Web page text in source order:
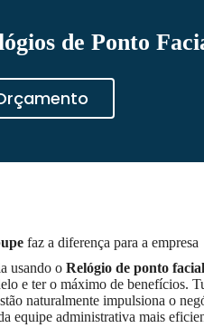
de Ponto
faz a diferença para a empresa
usando o Relógio de ponto facial
e ter o máximo de benefícios.
naturalmente impulsiona o
equipe administrativa mais